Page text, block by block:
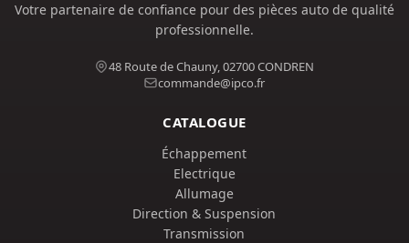
Votre partenaire de confiance pour des pièces auto de qualité
professionnelle.
48 Route de Chauny, 02700 CONDREN
commande@ipco.fr
CATALOGUE
Échappement
Electrique
Allumage
Direction & Suspension
Transmission